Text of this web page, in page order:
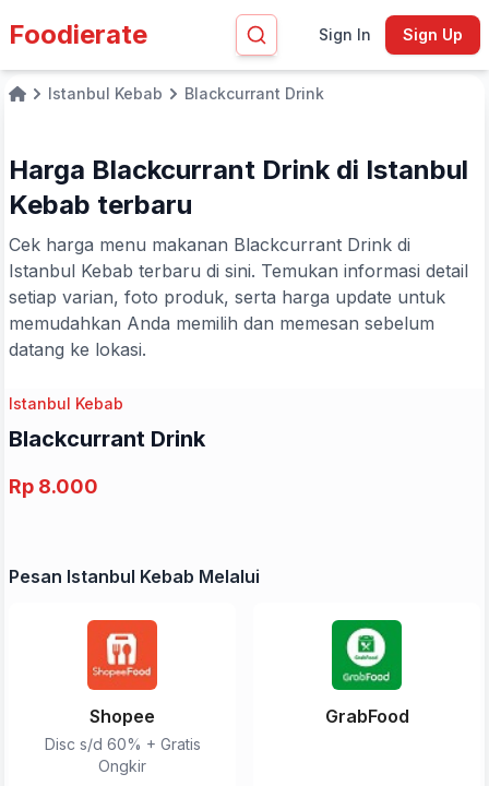
Foodierate Sign In Sign Up
HomeIstanbul Kebab Blackcurrant Drink
Harga Blackcurrant Drink di Istanbul
Kebab terbaru
Cek harga menu makanan Blackcurrant Drink di
Istanbul Kebab terbaru di sini. Temukan informasi detail
setiap varian, foto produk, serta harga update untuk
memudahkan Anda memilih dan memesan sebelum
datang ke lokasi.
Istanbul Kebab
Blackcurrant Drink
Rp 8.000
Pesan Istanbul Kebab Melalui
Shopee
Disc s/d 60% + Gratis
Ongkir
GrabFood